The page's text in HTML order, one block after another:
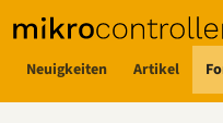
Neuigkeiten Artikel